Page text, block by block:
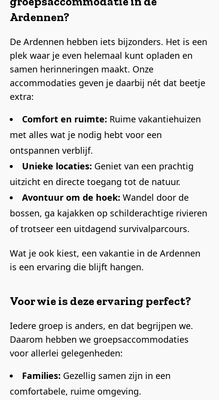
Ardennen?
De Ardennen hebben iets bijzonders. Het is een
plek waar je even helemaal kunt opladen en
samen herinneringen maakt. Onze
accommodaties geven je daarbij nét dat beetje
extra:
Comfort en ruimte: Ruime vakantiehuizen
met alles wat je nodig hebt voor een
ontspannen verblijf.
Unieke locaties: Geniet van een prachtig
uitzicht en directe toegang tot de natuur.
Avontuur om de hoek: Wandel door de
bossen, ga kajakken op schilderachtige rivieren
of trotseer een uitdagend survivalparcours.
Wat je ook kiest, een vakantie in de Ardennen
is een ervaring die blijft hangen.
Voor wie is deze ervaring perfect?
Iedere groep is anders, en dat begrijpen we.
Daarom hebben we groepsaccommodaties
voor allerlei gelegenheden:
Families: Gezellig samen zijn in een
comfortabele, ruime omgeving.